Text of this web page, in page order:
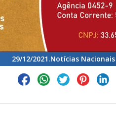
29/12/2021.Notícias Nacionais